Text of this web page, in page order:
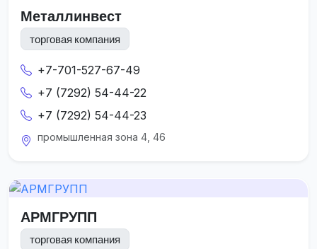
Металлинвест
торговая компания
+7-701-527-67-49
+7 (7292) 54-44-22
+7 (7292) 54-44-23
промышленная зона 4, 46
АРМГРУПП
торговая компания